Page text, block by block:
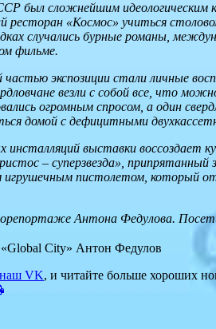
был сложнейшим идеологическим
ресторан «Космос» учиться
случались бурные романы,
фильме.
экспозиции стали личные
везли с собой все, что
огромным спросом, а один
домой с дефицитными
инсталляций выставки воссоздает
– суперзвезда»,
пистолетом, который
Антона Федулова.
City» Антон Федулов
VK, и читайте больше хороших